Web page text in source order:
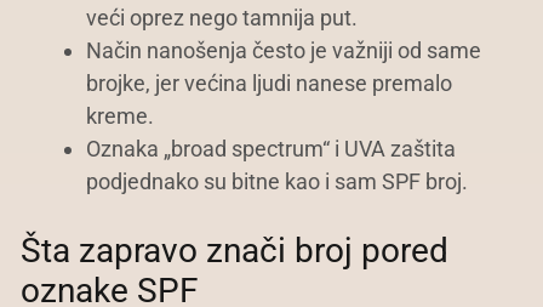
veći oprez nego tamnija put.
Način nanošenja često je važniji od same
brojke, jer većina ljudi nanese premalo
kreme.
Oznaka „broad spectrum“ i UVA zaštita
podjednako su bitne kao i sam SPF broj.
Šta zapravo znači broj pored
oznake SPF